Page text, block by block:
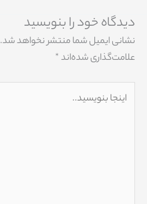
دیدگاه‌ خود را بنویسید
نشانی ایمیل شما منتشر نخواهد شد.
علامت‌گذاری شده‌اند*
بنویسید..